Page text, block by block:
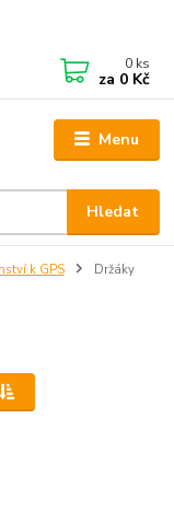
Menu
Hledat
0 ks
za 0 Kč
k GPS
Držáky